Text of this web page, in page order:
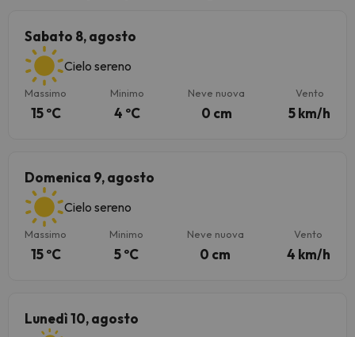
Sabato 8, agosto
Cielo sereno
Massimo
15 ºC
Minimo
4 ºC
Neve nuova
0 cm
Vento
5 km/h
Domenica 9, agosto
Cielo sereno
Massimo
15 ºC
Minimo
5 ºC
Neve nuova
0 cm
Vento
4 km/h
Lunedì 10, agosto